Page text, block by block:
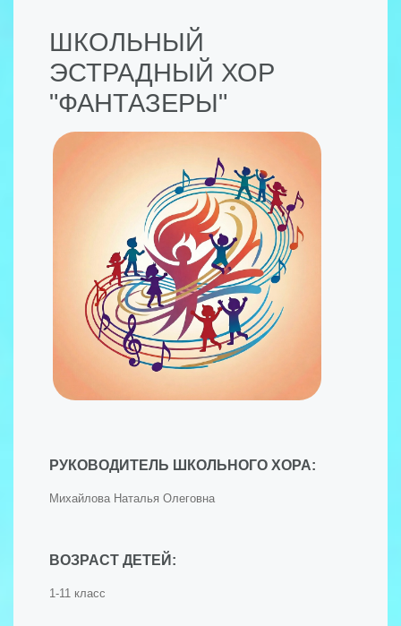
ШКОЛЬНЫЙ
ЭСТРАДНЫЙ ХОР
"ФАНТАЗЕРЫ"
РУКОВОДИТЕЛЬ ШКОЛЬНОГО ХОРА:
Михайлова Наталья Олеговна
ВОЗРАСТ ДЕТЕЙ:
1-11 класс